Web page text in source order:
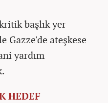
başlık yer
Gazze'de ateşkese
yardım
HEDEF